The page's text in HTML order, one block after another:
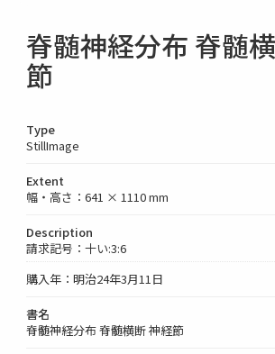
脊髄神経分布 脊髄
節
Type
StillImage
Extent
幅・高さ：641 × 1110 mm
Description
請求記号：十い:3:6
購入年：明治24年3月11日
書名
脊髄神経分布 脊髄横断 神経節